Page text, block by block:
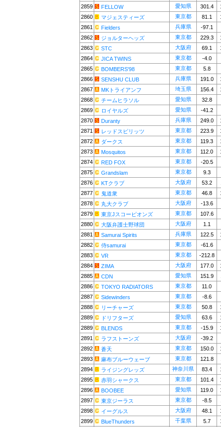
2859
FELLOW 愛知県 301.4
2860
マジェスティーズ 東京都 81.1
2861
Fielders 兵庫県
-97.1
2862
ジョルターヘッズ 東京都 229.3
2863
STC 大阪府 69.1
2864
JICA TWINS 東京都
-4.0
2865
BOMBERS'98 東京都
5.8
2866
SENSHU CLUB 兵庫県 191.0
2867
MKトライアンフ 埼玉県 156.4
2868
チームヒラソル 愛知県
32.8
2869
ロイヤルズ 愛知県
-41.2
2870
Duranty 兵庫県 249.0
2871
レッドスピリッツ 東京都 223.9
2872
ダークス 東京都 119.3
2873
Mosquitos 東京都 112.0
2874
RED FOX 東京都
-20.5
2875
Grandslam 東京都
9.3
2876
KTクラブ 大阪府 53.2
2877
鬼道衆 東京都 46.8
2878
丸大クラブ 大阪府
-13.6
2879
東京Jスコーピオンズ 東京都
107.6
2880
大阪弁護士野球団 大阪府
1.1
2881
Samurai Spirits 兵庫県 122.5
2882
侍samurai 東京都
-61.6
2883
VR 東京都
-212.8
2884
ZIMA 大阪府 177.0
2885
CDN 愛知県 151.9
2886
TOKYO RADIATORS 東京都
11.0
2887
Sidewinders 東京都
-8.6
2888
リーチャーズ 東京都 50.8
2889
ドリフターズ 愛知県 63.6
2889
BLENDS 東京都 -15.9
2891
ラフストーンズ 大阪府
-39.2
2892
蒼天 東京都 150.0
2893
麻布ブルーウェーブ 東京都 121.8
2894
ライジングレッズ 神奈川県 83.4
2895
赤羽シャークス 東京都 101.4
2896
BOOBEE 愛知県 119.0
2897
東京ジーラス 東京都 -8.5
2898
イーグルス 大阪府 48.1
2899
BlueThunders 千葉県 5.7